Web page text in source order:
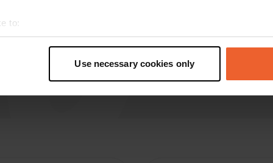
to:
geographical location which can be accurate to within
personal data is processed and set your preferences in the
Use necessary cookies only